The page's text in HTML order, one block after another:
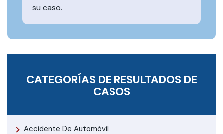
su caso.
CATEGORÍAS DE RESULTADOS DE
CASOS
Accidente De Automóvil